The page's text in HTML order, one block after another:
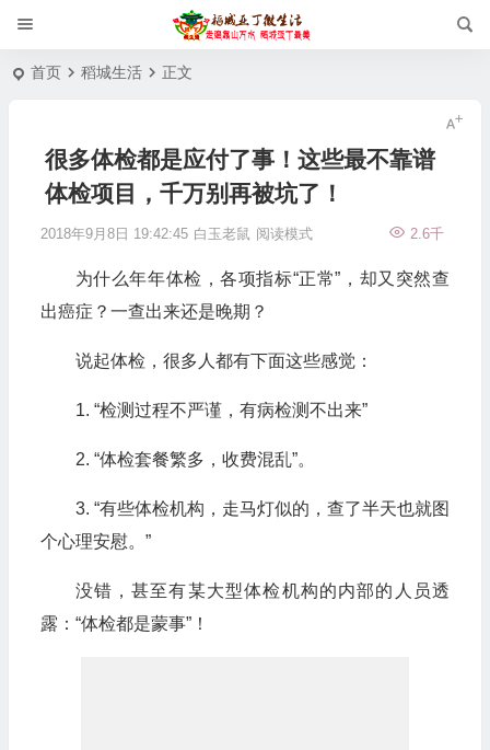
首页 稻城生活 正文
很多体检都是应付了事！这些最不靠谱
体检项目，千万别再被坑了！
2018年9月8日 19:42:45 白玉老鼠 2.6千
阅读模式
为什么年年体检，各项指标“正常”，却又突然查
出癌症？一查出来还是晚期？
说起体检，很多人都有下面这些感觉：
1. “检测过程不严谨，有病检测不出来”
2. “体检套餐繁多，收费混乱”。
3. “有些体检机构，走马灯似的，查了半天也就图
个心理安慰。”
没错，甚至有某大型体检机构的内部的人员透
露：“体检都是蒙事”！